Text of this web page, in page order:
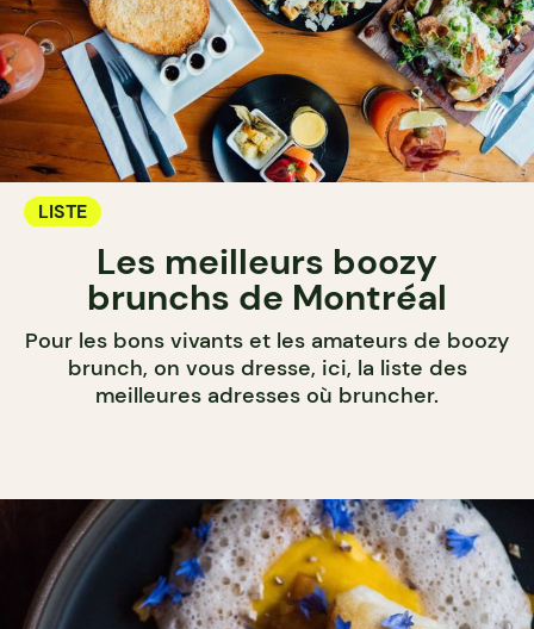
LISTE
Les meilleurs boozy
brunchs de Montréal
Pour les bons vivants et les amateurs de boozy
brunch, on vous dresse, ici, la liste des
meilleures adresses où bruncher.